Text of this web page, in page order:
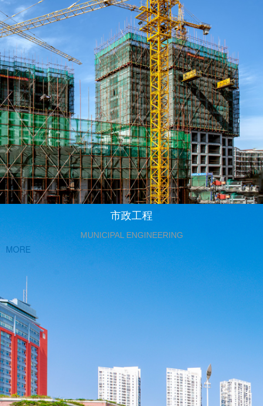
市政工程
MUNICIPAL ENGINEERING
MORE